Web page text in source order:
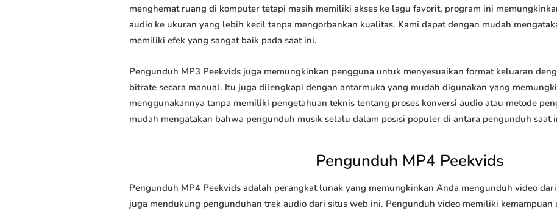
menghemat ruang di komputer tetapi masih memiliki akses ke lagu favorit, program ini
audio ke ukuran yang lebih kecil tanpa mengorbankan kualitas. Kami dapat dengan mudah
memiliki efek yang sangat baik pada saat ini.
Pengunduh MP3 Peekvids juga memungkinkan pengguna untuk menyesuaikan format keluaran
bitrate secara manual. Itu juga dilengkapi dengan antarmuka yang mudah digunakan yang
menggunakannya tanpa memiliki pengetahuan teknis tentang proses konversi audio atau metode
mudah mengatakan bahwa pengunduh musik selalu dalam posisi populer di antara pengunduh saat
Pengunduh MP4 Peekvids
Pengunduh MP4 Peekvids adalah perangkat lunak yang memungkinkan Anda mengunduh video
juga mendukung pengunduhan trek audio dari situs web ini. Pengunduh video memiliki